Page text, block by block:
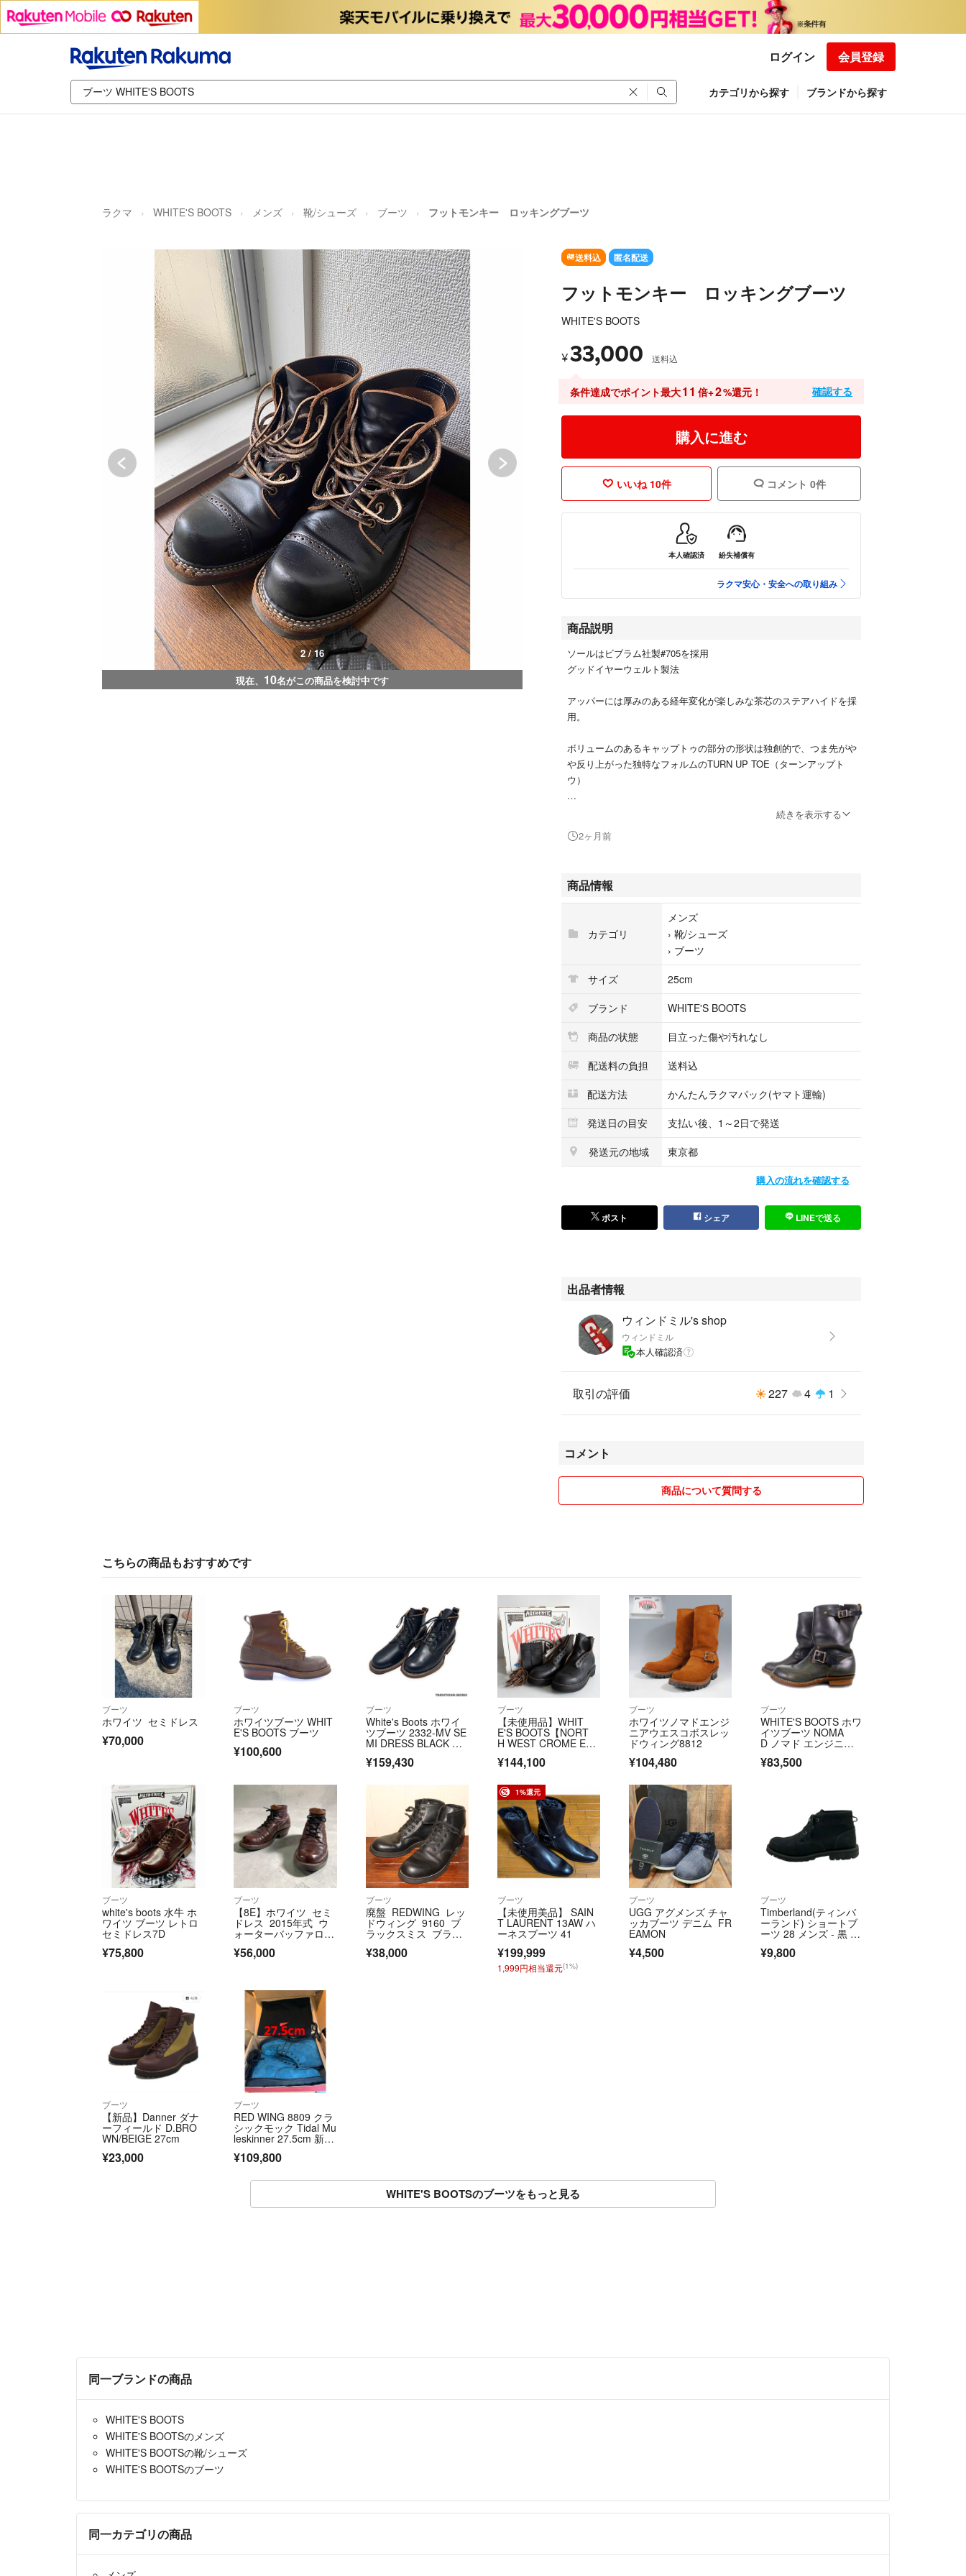
ログイン 会員登録
カテゴリから探す ブランドから探す
ラクマ WHITE'S BOOTS メンズ 靴/シューズ ブーツ フットモンキー ロッキングブーツ
2 / 16
現在、 10名がこの商品を検討中です
送料込 匿名配送
フットモンキー ロッキングブーツ
WHITE'S BOOTS
¥33,000 送料込
条件達成でポイント最大11 倍+2%還元！ 確認する
購入に進む
いいね 10件 コメント 0件
本人確認済 紛失補償有
ラクマ安心・安全への取り組み
商品説明
ソールはビブラム社製#705を採用
グッドイヤーウェルト製法
アッパーには厚みのある経年変化が楽しみな茶芯のステアハイドを採
用。
ボリュームのあるキャップトゥの部分の形状は独創的で、つま先がや
や反り上がった独特なフォルムのTURN UP TOE（ターンアップト
ウ）
ワイズ Eワイズ相当
サイズ感 サイズ感はEワイズ程となりますので、横幅や甲周りは少々
一年前に購入し、6回程着用しました
ソールも全体的に綺麗です
つま先部分に少し汚れがあります
ブランドはホワイツブーツをお借りしてます
#レッドウィング
#ベックマン
#ホワイツ
#ウエスコ
#アメカジ
続きを表示する
2ヶ月前
商品情報
カテゴリ
メンズ
› 靴/シューズ
› ブーツ
サイズ
25cm
ブランド
WHITE'S BOOTS
商品の状態
目立った傷や汚れなし
配送料の負担
送料込
配送方法
かんたんラクマパック(ヤマト運輸)
発送日の目安
支払い後、1～2日で発送
発送元の地域
東京都
購入の流れを確認する
ポスト シェア LINEで送る
出品者情報
ウィンドミル's shop
ウィンドミル
本人確認済
取引の評価 227 4 1
コメント
商品について質問する
こちらの商品もおすすめです
ブーツ
ホワイツ セミドレス
¥70,000
ブーツ
ホワイツブーツ WHIT
E'S BOOTS ブーツ
¥100,600
ブーツ
White's Boots ホワイ
ツブーツ 2332-MV SE
MI DRESS BLACK CH
スブラッククロムエク
¥159,430
ブーツ
【未使用品】WHIT
E'S BOOTS【NORT
H WEST CROME EXC
ク ノースウエスト ブ
エクセル 26030745
¥144,100
ブーツ
ホワイツノマドエンジ
ニアウエスコボスレッ
ドウィング8812
¥104,480
ブーツ
WHITE'S BOOTS ホワ
イツブーツ NOMA
D ノマド エンジニア
ram430 ダークネイビ
¥83,500
ブーツ
white's boots 水牛 ホ
ワイツ ブーツ レトロ
セミドレス7D
¥75,800
ブーツ
【8E】ホワイツ セミ
ドレス 2015年式 ウ
ォーターバッファロ
ー 黒桜
¥56,000
ブーツ
廃盤 REDWING レッ
ドウィング 9160 ブ
ラックスミス ブラッ
クハーネス 8D 26
㎝ ／ ブーツ REDWI
¥38,000
1%還元
ブーツ
【未使用美品】 SAIN
T LAURENT 13AW ハ
ーネスブーツ 41
¥199,999
1,999円相当還元(1%)
ブーツ
UGG アグメンズ チャ
ッカブーツ デニム FR
EAMON
¥4,500
ブーツ
Timberland(ティンバ
ーランド) ショートブ
ーツ 28 メンズ - 黒 W
¥9,800
ブーツ
【新品】Danner ダナ
ーフィールド D.BRO
WN/BEIGE 27cm
¥23,000
ブーツ
RED WING 8809 クラ
シックモック Tidal Mu
leskinner 27.5cm 新品
¥109,800
WHITE'S BOOTSのブーツをもっと見る
同一ブランドの商品
WHITE'S BOOTS
WHITE'S BOOTSのメンズ
WHITE'S BOOTSの靴/シューズ
WHITE'S BOOTSのブーツ
同一カテゴリの商品